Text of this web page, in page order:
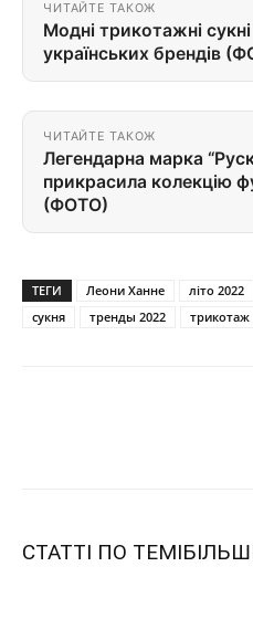
ЧИТАЙТЕ ТАКОЖ
Модні трикотажні
українських брендів
ЧИТАЙТЕ ТАКОЖ
Легендарна марка
прикрасила колекцію
(ФОТО)
ТЕГИ Леони Ханне літо 2022
сукня
тренды 2022 трикотаж
СТАТТІ ПО ТЕМІ